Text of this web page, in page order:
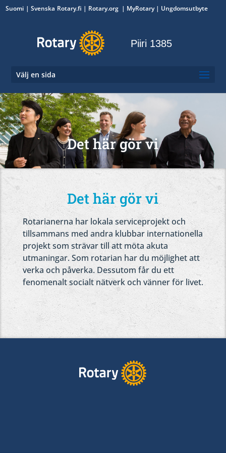
Suomi Svenska Rotary.fi | Rotary.org | MyRotary| Ungdomsutbyte
Piiri 1385
Välj en sida
Det här gör vi
Det här gör vi
Rotarianerna har lokala serviceprojekt och
tillsammans med andra klubbar internationella
projekt som strävar till att möta akuta
utmaningar. Som rotarian har du möjlighet att
verka och påverka. Dessutom får du ett
fenomenalt socialt nätverk och vänner för livet.